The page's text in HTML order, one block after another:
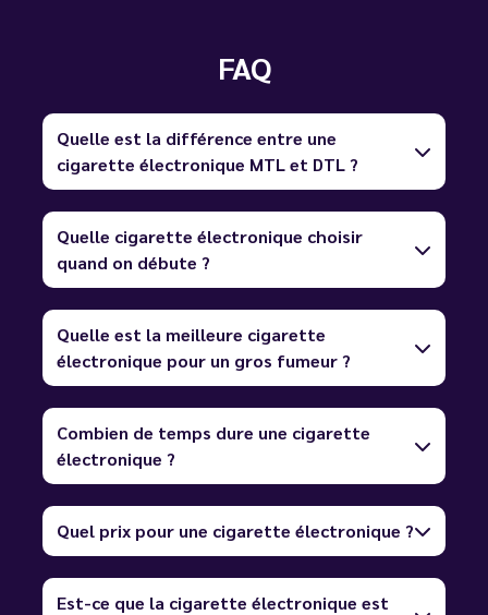
FAQ
Quelle est la différence entre une
cigarette électronique MTL et DTL ?
Quelle cigarette électronique choisir
quand on débute ?
Quelle est la meilleure cigarette
électronique pour un gros fumeur ?
Combien de temps dure une cigarette
électronique ?
Quel prix pour une cigarette électronique ?
Est-ce que la cigarette électronique est